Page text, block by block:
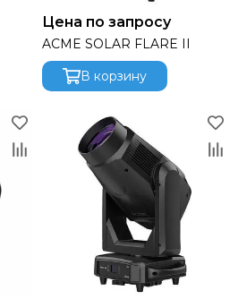
Цена по запросу
ACME SOLAR FLARE II
В корзину